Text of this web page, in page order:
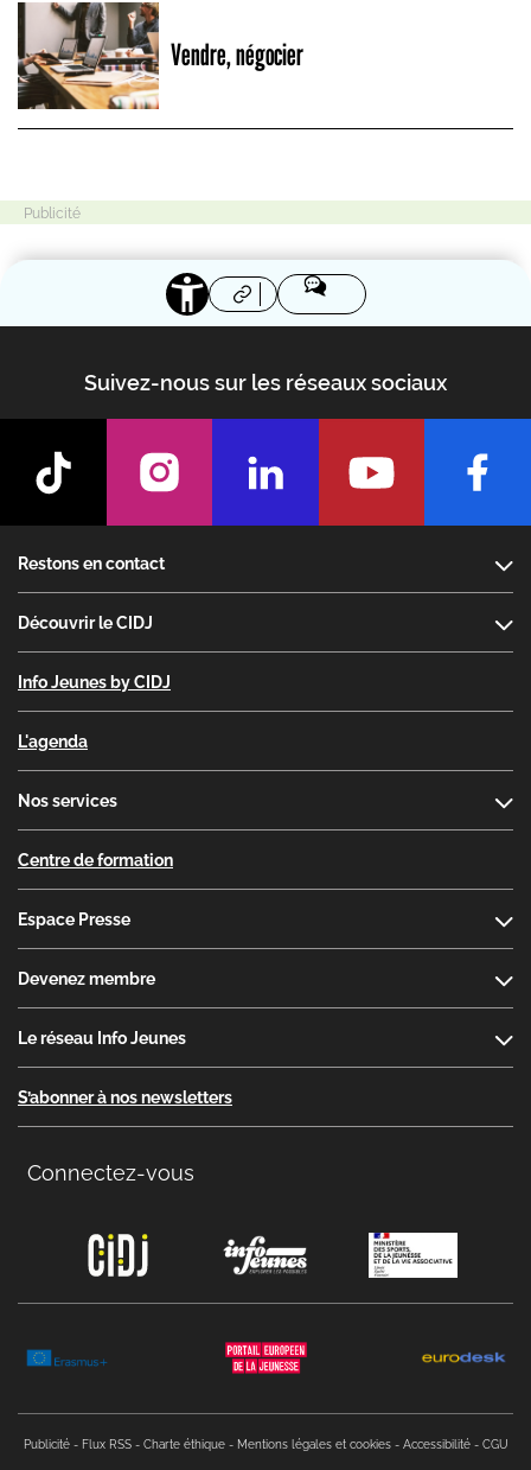
Vendre, négocier
Suivez-nous sur les réseaux sociaux
Restons en contact
Découvrir le CIDJ
Info Jeunes by CIDJ
L'agenda
Nos services
Centre de formation
Espace Presse
Devenez membre
Le réseau Info Jeunes
S’abonner à nos newsletters
Connectez-vous
Publicité
Flux RSS Charte éthique Mentions légales et cookies Accessibilité CGU